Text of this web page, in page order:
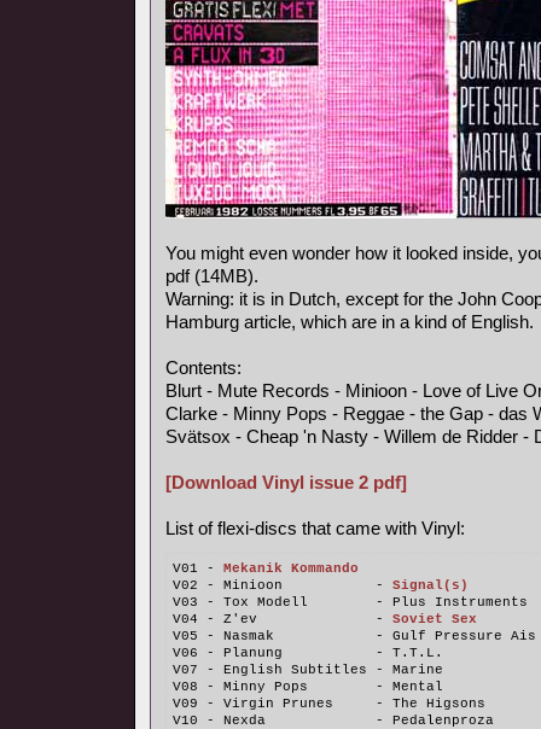
You might even wonder how it looked inside,
pdf (14MB).
Warning: it is in Dutch, except for the John
Hamburg article, which are in a kind of English.
Contents:
Blurt - Mute Records - Minioon - Love of Live
Clarke - Minny Pops - Reggae - the Gap - das
Svätsox - Cheap 'n Nasty - Willem de Ridder -
[Download Vinyl issue 2 pdf]
List of flexi-discs that came with Vinyl:
V01 - Mekanik Kommando
V02 - Minioon           - Signal(s)
V03 - Tox Modell        - Plus Instruments
V04 - Z'ev              - Soviet Sex
V05 - Nasmak            - Gulf Pressure Ais
V06 - Planung           - T.T.L.
V07 - English Subtitles - Marine
V08 - Minny Pops        - Mental
V09 - Virgin Prunes     - The Higsons
V10 - Nexda             - Pedalenproza